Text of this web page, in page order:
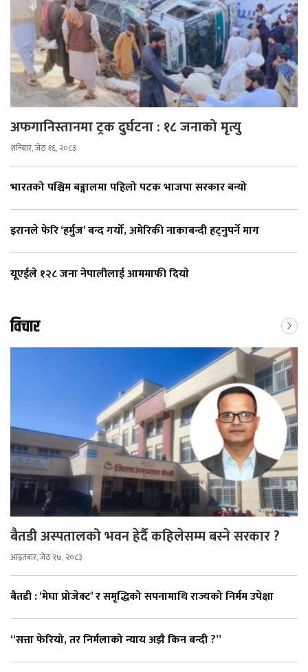
अफगानिस्तानमा ट्रक दुर्घटना : १८ जनाको मृत्यु
शनिबार, जेठ १६, २०८३
भारतको पश्चिम बङ्गालमा पहिलो पटक भाजपा सरकार बन्यो
इरानले फेरि ‘हर्मुज’ बन्द गर्यो, अमेरिकी नाकाबन्दी हट्नुपर्ने माग
यूएईले १२८ जना नेपालीलाई आममाफी दियाे
विचार
बैतडी अस्पतालको भवन हेर्दै कहिलेसम्म बस्ने सरकार ?
आइतबार, जेठ १७, २०८३
बैतडी : ‘मेघा प्रोजेक्ट’ र समृद्धिको सपनामाथि राज्यको निर्मम उपेक्षा
“सत्ता फेरियो, तर निर्मलाको न्याय अझै किन बन्दी ?”